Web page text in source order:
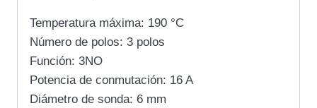
Temperatura máxima: 190 °C
Número de polos: 3 polos
Función: 3NO
Potencia de conmutación: 16 A
Diámetro de sonda: 6 mm